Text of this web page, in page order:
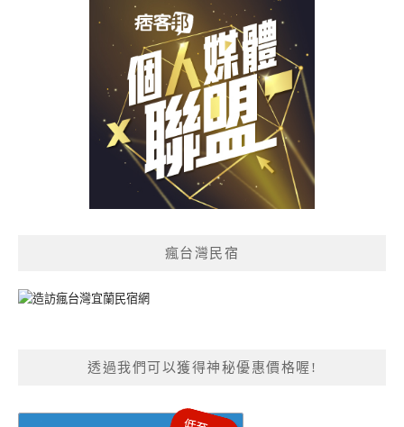
瘋台灣民宿
透過我們可以獲得神秘優惠價格喔!